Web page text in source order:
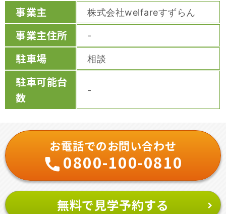
事業主 株式会社welfareすずらん
事業主住所 -
駐車場 相談
駐車可能台
数
-
お電話でのお問い合わせ
0800-100-0810
無料で見学予約する